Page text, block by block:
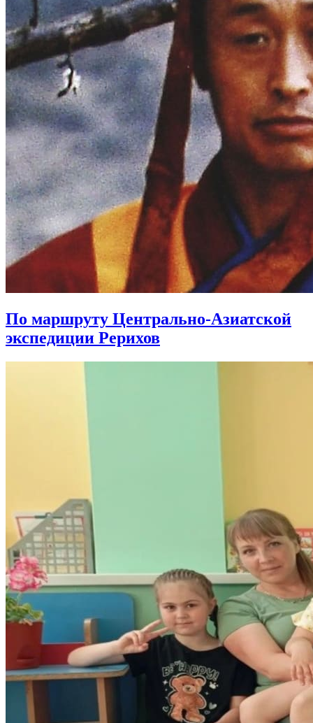
По маршруту Центрально-Азиатской
экспедиции Рерихов